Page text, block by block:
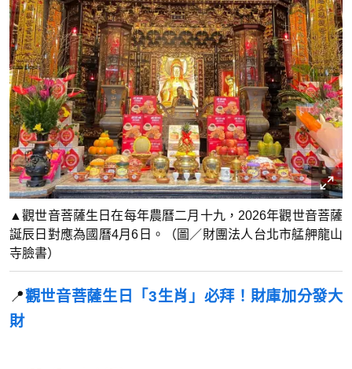
▲觀世音菩薩生日在每年農曆二月十九，2026年觀世音菩薩
誕辰日對應為國曆4月6日。（圖／財團法人台北市艋舺龍山
寺臉書）
📍觀世音菩薩生日「3生肖」必拜！財庫加分發大
財